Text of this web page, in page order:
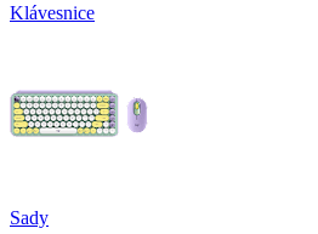
Klávesnice
Sady